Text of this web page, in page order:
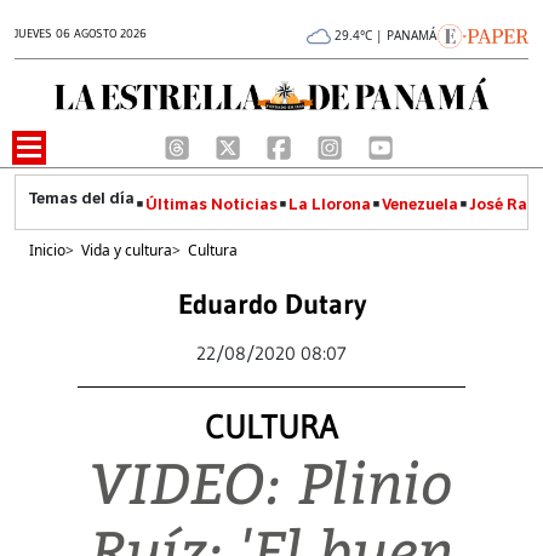
JUEVES 06 AGOSTO 2026 29.4°C | PANAMÁ
Últimas Noticias La Llorona Venezuela José
Inicio> Vida y cultura> Cultura
Eduardo Dutary
22/08/2020 08:07
CULTURA
VIDEO: Plinio